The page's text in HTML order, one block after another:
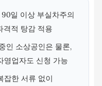
90일 이상 부실차주의
격적 탕감 적용
인 소상공인은 물론,
영업자도 신청 가능
잡한 서류 없이